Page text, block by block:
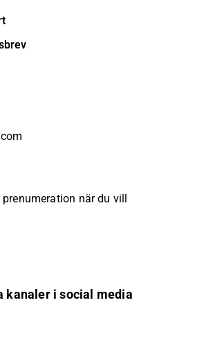
när du vill
kanaler i social media